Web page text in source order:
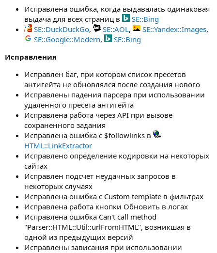
Исправлена ошибка, когда выдавалась одинаковая
выдача для всех страниц в
SE::Bing
SE::DuckDuckGo, SE::AOL, SE::Yandex::Images,
SE::Google::Modern,
SE::Bing
Исправления
Исправлен баг, при котором список пресетов
антигейта не обновлялся после создания нового
Исправлены падения парсера при использовании
удаленного пресета антигейта
Исправлена работа через API при вызове
сохраненного задания
Исправлена ошибка с $followlinks в
HTML::LinkExtractor
Исправлено определение кодировки на некоторых
сайтах
Исправлен подсчет неудачных запросов в
некоторых случаях
Исправлена ошибка с Custom template в фильтрах
Исправлена работа кнопки Обновить в логах
Исправлена ошибка Can't call method
"Parser::HTML::Util::urlFromHTML", возникшая в
одной из предыдущих версий
Исправлены зависания при использовании